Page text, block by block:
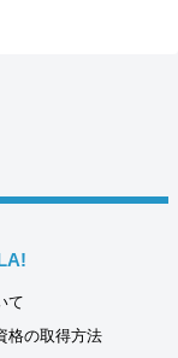
て
格の取得方法